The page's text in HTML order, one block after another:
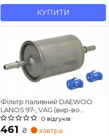
КУПИТИ
Фільтр паливний DAEWOO
LANOS 97-, VAG (вир-во
Hengst)
0 відгуків
461 ₴ завтра